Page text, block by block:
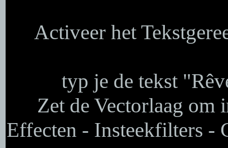
Activeer het
typ je de tekst
Zet de Vectorlaag om
Effecten - Insteekfilters -